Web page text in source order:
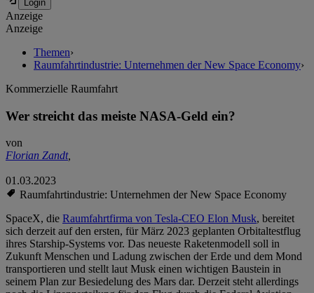
Anzeige
Anzeige
Themen›
Raumfahrtindustrie: Unternehmen der New Space Economy›
Kommerzielle Raumfahrt
Wer streicht das meiste NASA-Geld ein?
von
Florian Zandt,
01.03.2023
Raumfahrtindustrie: Unternehmen der New Space Economy
SpaceX, die Raumfahrtfirma von Tesla-CEO Elon Musk, bereitet
sich derzeit auf den ersten, für März 2023 geplanten Orbitaltestflug
ihres Starship-Systems vor. Das neueste Raketenmodell soll in
Zukunft Menschen und Ladung zwischen der Erde und dem Mond
transportieren und stellt laut Musk einen wichtigen Baustein in
seinem Plan zur Besiedelung des Mars dar. Derzeit steht allerdings